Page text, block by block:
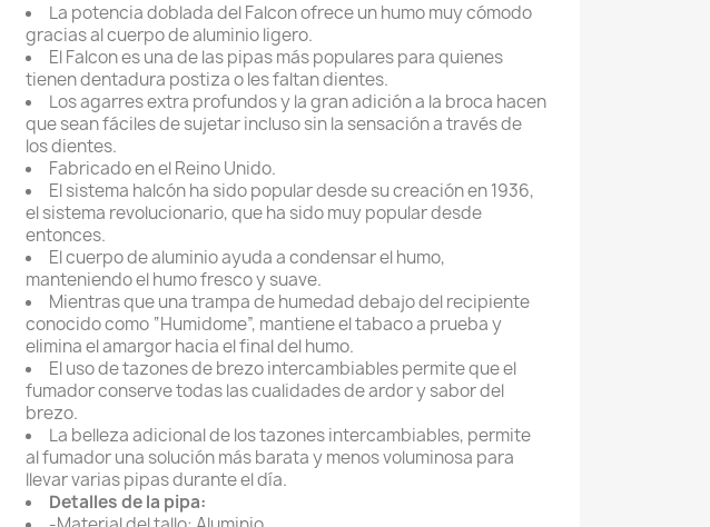
La potencia doblada del Falcon ofrece un humo muy cómodo
gracias al cuerpo de aluminio ligero.
El Falcon es una de las pipas más populares para quienes
tienen dentadura postiza o les faltan dientes.
Los agarres extra profundos y la gran adición a la broca hacen
que sean fáciles de sujetar incluso sin la sensación a través de
los dientes.
Fabricado en el Reino Unido.
El sistema halcón ha sido popular desde su creación en 1936,
el sistema revolucionario, que ha sido muy popular desde
entonces.
El cuerpo de aluminio ayuda a condensar el humo,
manteniendo el humo fresco y suave.
Mientras que una trampa de humedad debajo del recipiente
conocido como “Humidome”, mantiene el tabaco a prueba y
elimina el amargor hacia el final del humo.
El uso de tazones de brezo intercambiables permite que el
fumador conserve todas las cualidades de ardor y sabor del
brezo.
La belleza adicional de los tazones intercambiables, permite
al fumador una solución más barata y menos voluminosa para
llevar varias pipas durante el día.
Detalles de la pipa: